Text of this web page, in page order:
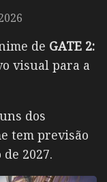
de GATE 2:
visual para a
dos
tem previsão
2027.